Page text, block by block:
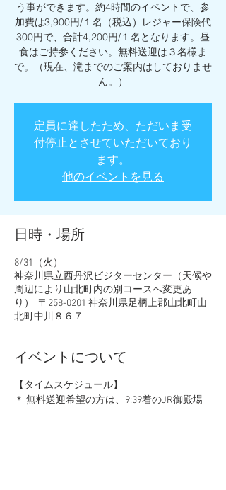
う事ができます。約4時間のイベントで、参
加費は3,900円/１名（税込）レジャー保険代
300円で、合計4,200円/１名となります。昼
食はご持参ください。無料送迎は３名様ま
で。（現在、滝までのご案内はしておりませ
ん。）
定員に達したため、ただいま受
付停止とさせていただいており
ます。
他のイベントを見る
日時・場所
8/31（火）
神奈川県立西丹沢ビジターセンター（天候や
周辺により山北町内の別コースへ変更あ
り）, 〒258-0201 神奈川県足柄上郡山北町山
北町中川８６７
イベントについて
【タイムスケジュール】
＊ 無料送迎希望の方は、9:39着のJR御殿場